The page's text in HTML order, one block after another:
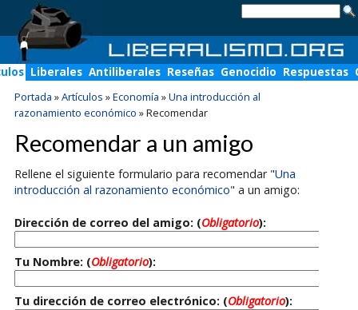
Liberales Antiliberales Reseñas Genocidio Respuestas
Portada »Artículos »Economía »Una introducción al
razonamiento económico »Recomendar
Recomendar a un amigo
Rellene el siguiente formulario para recomendar "Una
introducción al razonamiento económico" a un amigo:
Dirección de correo del amigo: (Obligatorio):
Tu Nombre: (Obligatorio):
Tu dirección de correo electrónico: (Obligatorio):